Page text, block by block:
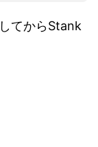
てからStank